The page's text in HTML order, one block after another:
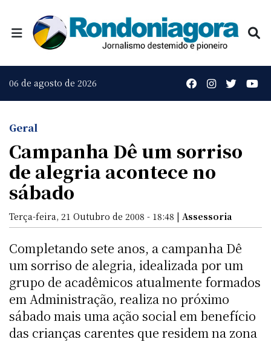
06 de agosto de 2026
Geral
Campanha Dê um sorriso
de alegria acontece no
sábado
Terça-feira, 21 Outubro de 2008 - 18:48 | Assessoria
Completando sete anos, a campanha Dê
um sorriso de alegria, idealizada por um
grupo de acadêmicos atualmente formados
em Administração, realiza no próximo
sábado mais uma ação social em benefício
das crianças carentes que residem na zona